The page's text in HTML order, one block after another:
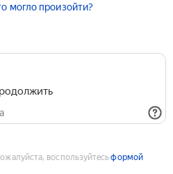
могло произойти?
воспользуйтесьформой